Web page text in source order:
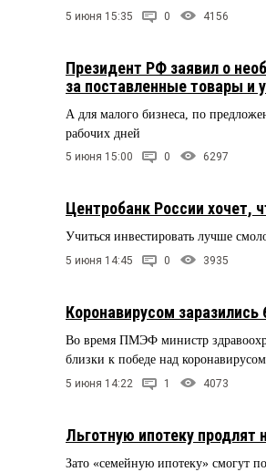
5 июня 15:35 0 4156
Президент РФ заявил о
за поставленные товары и
А для малого бизнеса, по
рабочих дней
5 июня 15:00 0 6297
Центробанк России хочет,
Учиться инвестировать лучше
5 июня 14:45 0 3935
Коронавирусом
Во время ПМЭФ министр
близки к победе над коронавирусом
5 июня 14:22 1 4073
Льготную ипотеку продлят
Зато «семейную ипотеку» смогут